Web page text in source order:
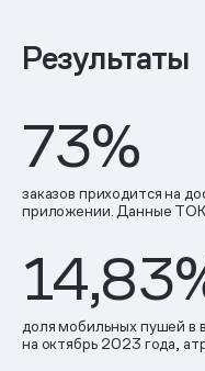
Результаты
73%
заказов приходится на
приложении. Данные
доля мобильных пушей в
на октябрь 2023 года,